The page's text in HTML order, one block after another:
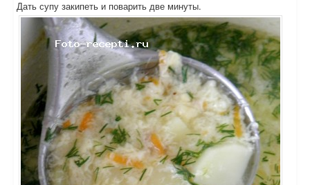
Дать супу закипеть и поварить две минуты.